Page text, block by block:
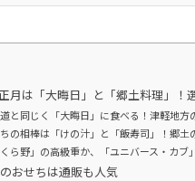
月は「大晦日」と「郷土料理」！
と同じく「大晦日」に食べる！津軽地方
の相棒は「けの汁」と「飯寿司」！郷土
くら野」の高級重か、「ユニバース・カ
おせちは通販も人気